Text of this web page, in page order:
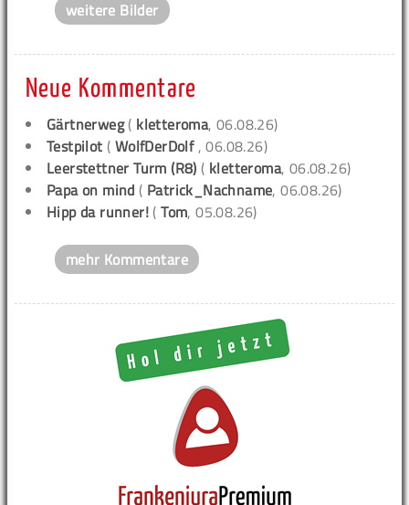
weitere Bilder
Neue Kommentare
Gärtnerweg( kletteroma, 06.08.26)
Testpilot ( WolfDerDolf , 06.08.26)
Leerstettner Turm (R8) ( kletteroma, 06.08.26)
Papa on mind ( Patrick_Nachname, 06.08.26)
Hipp da runner! (Tom, 05.08.26)
mehr Kommentare